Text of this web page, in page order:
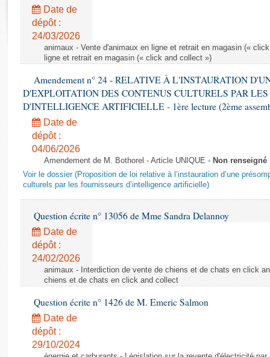
Rapports législatifs
Rapports sur l'application des lois
Baromètre de l’application des lois
Dossiers législatifs
Budget et sécurité sociale
Questions écrites et orales
Comptes rendus des débats
Date de
dépôt :
24/03/2026
animaux - Vente d'animaux en ligne et retrait en magasin («
ligne et retrait en magasin (« click and collect »)
Amendement n° 24 - RELATIVE À L'INSTAURATION
D'EXPLOITATION DES CONTENUS CULTURELS PAR LES
D'INTELLIGENCE ARTIFICIELLE - 1ère lecture (2ème
Date de
dépôt :
04/06/2026
Amendement de M. Bothorel - Article UNIQUE - Non renseigné
Voir le dossier (Proposition de loi relative à l’instauration d’une
culturels par les fournisseurs d’intelligence artificielle)
Question écrite n° 13056 de Mme Sandra Delannoy
Date de
dépôt :
24/02/2026
animaux - Interdiction de vente de chiens et de chats en click
chiens et de chats en click and collect
Question écrite n° 1426 de M. Emeric Salmon
Date de
dépôt :
29/10/2024